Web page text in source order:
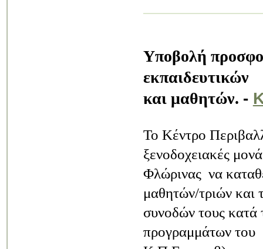
Υποβολή
εκπαιδευτικών
και μαθητών. -
Το Κέντρο
ξενοδοχειακές
Φλώρινας να
μαθητών/τριών και
συνοδών τους κατά
προγραμμάτων του